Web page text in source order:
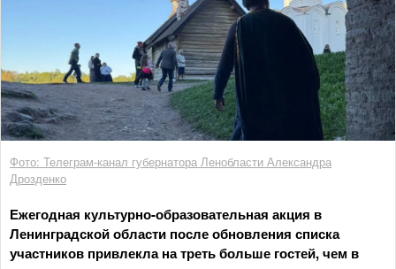
Фото: Телеграм-канал губернатора Ленобласти Александра
Дрозденко
Ежегодная культурно-образовательная акция в
Ленинградской области после обновления списка
участников привлекла на треть больше гостей, чем в